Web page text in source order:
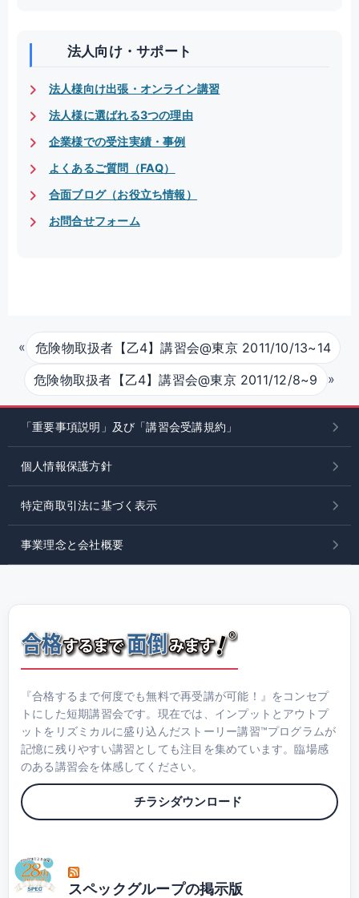
法人向け・サポート
法人様向け出張・オンライン講習
法人様に選ばれる3つの理由
企業様での受注実績・事例
よくあるご質問（FAQ）
合面ブログ（お役立ち情報）
お問合せフォーム
«
危険物取扱者【乙4】講習会@東京 2011/10/13~14
危険物取扱者【乙4】講習会@東京 2011/12/8~9
»
「重要事項説明」及び「講習会受講規約」
個人情報保護方針
特定商取引法に基づく表示
事業理念と会社概要
『合格するまで何度でも無料で再受講が可能！』をコンセプ
トにした短期講習会です。現在では、インプットとアウトプ
ットをリズミカルに盛り込んだストーリー講習™プログラムが
記憶に残りやすい講習としても注目を集めています。臨場感
のある講習会を体感してください。
チラシダウンロード
スペックグループの掲示版